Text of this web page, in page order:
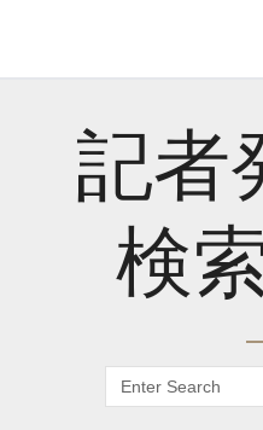
記者
検